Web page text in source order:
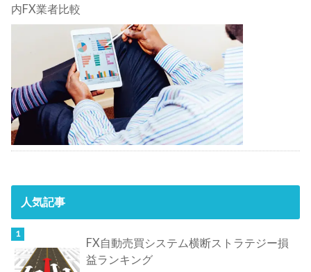
内FX業者比較
人気記事
FX自動売買システム横断ストラテジー損
益ランキング